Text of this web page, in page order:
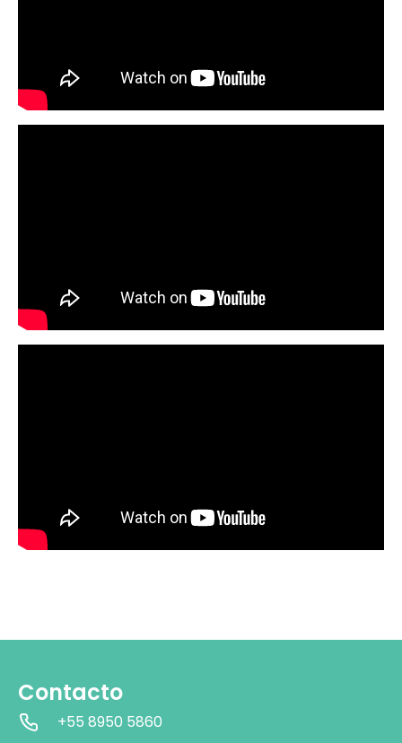
Contacto
+55 8950 5860